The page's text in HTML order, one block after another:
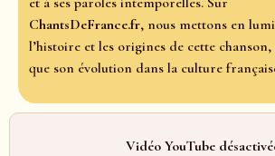
ChantsDeFrance.fr, nous mettons en
l’histoire et les origines de cette chanson,
que son évolution dans la culture
Vidéo YouTube